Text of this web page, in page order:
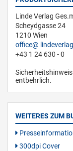
Linde Verlag
Scheydgasse 24
1210 Wien
office
+43 1 24 630 - 0
entbehrlich.
WEITERES ZUM
300dpi Cover